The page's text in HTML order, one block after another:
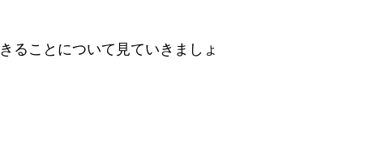
ることについて見ていきましょ